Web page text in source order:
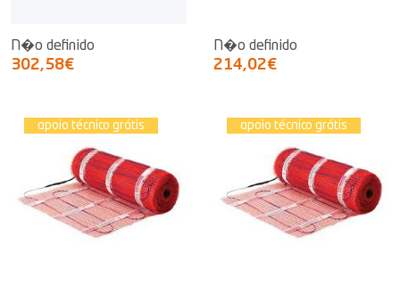
N�o definido
302,58€
N�o definido
214,02€
apoio técnico grátis apoio técnico grátis